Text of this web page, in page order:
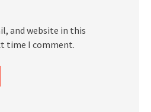
and website in this
time I comment.